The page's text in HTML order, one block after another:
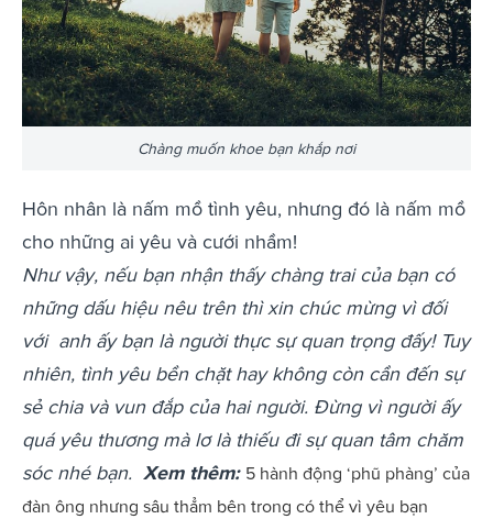
Chàng muốn khoe bạn khắp nơi
Hôn nhân là nấm mồ tình yêu, nhưng đó là nấm mồ
cho những ai yêu và cưới nhầm!
Như vậy, nếu bạn nhận thấy chàng trai của bạn có
những dấu hiệu nêu trên thì xin chúc mừng vì đối
với anh ấy bạn là người thực sự quan trọng đấy! Tuy
nhiên, tình yêu bền chặt hay không còn cần đến sự
sẻ chia và vun đắp của hai người. Đừng vì người ấy
quá yêu thương mà lơ là thiếu đi sự quan tâm chăm
sóc nhé bạn. Xem thêm: 5 hành động ‘phũ phàng’ của
đàn ông nhưng sâu thẳm bên trong có thể vì yêu bạn